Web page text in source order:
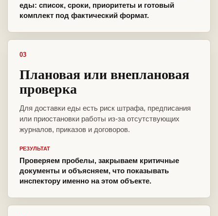
еды: список, сроки, приоритеты и готовый
комплект под фактический формат.
03
Плановая или внеплановая
проверка
Для доставки еды есть риск штрафа, предписания
или приостановки работы из-за отсутствующих
журналов, приказов и договоров.
РЕЗУЛЬТАТ
Проверяем пробелы, закрываем критичные
документы и объясняем, что показывать
инспектору именно на этом объекте.